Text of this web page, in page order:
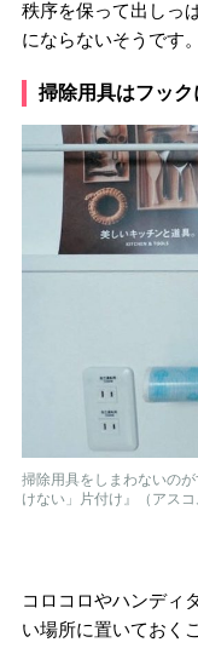
秩序を保って出しっ
にならないそうです。
掃除用具はフック
掃除用具をしまわないの
けない」片付け』（アスコ
コロコロやハンディ
い場所に置いておく